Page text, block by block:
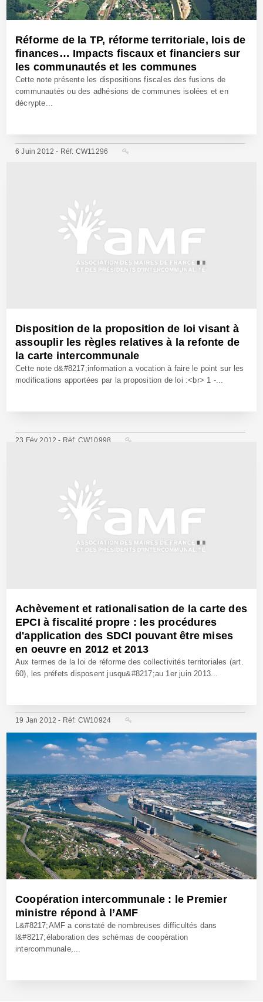
Réforme de la TP, réforme territoriale, lois de
finances… Impacts fiscaux et financiers sur
les communautés et les communes
Cette note présente les dispositions fiscales des fusions de
communautés ou des adhésions de communes isolées et en
décrypte...
6 Juin 2012 - Réf: CW11296
Disposition de la proposition de loi visant à
assouplir les règles relatives à la refonte de
la carte intercommunale
Cette note d&#8217;information a vocation à faire le point sur les
modifications apportées par la proposition de loi :<br> 1 -...
23 Fév 2012 - Réf: CW10998
Achèvement et rationalisation de la carte des
EPCI à fiscalité propre : les procédures
d'application des SDCI pouvant être mises
en oeuvre en 2012 et 2013
Aux termes de la loi de réforme des collectivités territoriales (art.
60), les préfets disposent jusqu&#8217;au 1er juin 2013...
19 Jan 2012 - Réf: CW10924
Coopération intercommunale : le Premier
ministre répond à l’AMF
L&#8217;AMF a constaté de nombreuses difficultés dans
l&#8217;élaboration des schémas de coopération
intercommunale,...